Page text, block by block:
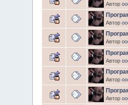
Автор
Автор
Автор
Автор
Автор
Автор